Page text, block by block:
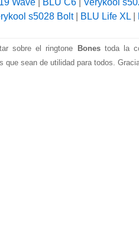
Wave| BLU C6| Verykool
s5028 Bolt| BLU Life XL|
sobre el ringtone Bonestoda la
que sean de utilidad para todos.